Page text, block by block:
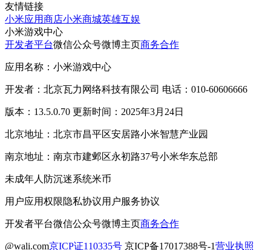
友情链接
小米应用商店小米商城英雄互娱
小米游戏中心
开发者平台微信公众号微博主页商务合作
应用名称：小米游戏中心
开发者：北京瓦力网络科技有限公司 电话：010-60606666
版本：13.5.0.70 更新时间：2025年3月24日
北京地址：北京市昌平区安居路小米智慧产业园
南京地址：南京市建邺区永初路37号小米华东总部
未成年人防沉迷系统米币
用户应用权限隐私协议用户服务协议
开发者平台微信公众号微博主页商务合作
@wali.com京ICP证110335号 京ICP备17017388号-1营业执照